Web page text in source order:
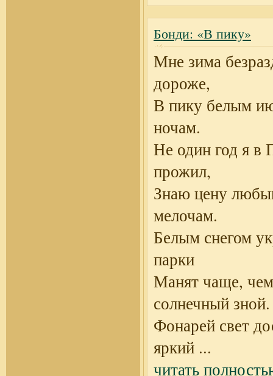
Бонди: «В пику»
Мне зима
дороже,
В пику белым
ночам.
Не один год я в
прожил,
Знаю цену
мелочам.
Белым снегом
парки
Манят чаще,
солнечный зной.
Фонарей свет
яркий ...
читать